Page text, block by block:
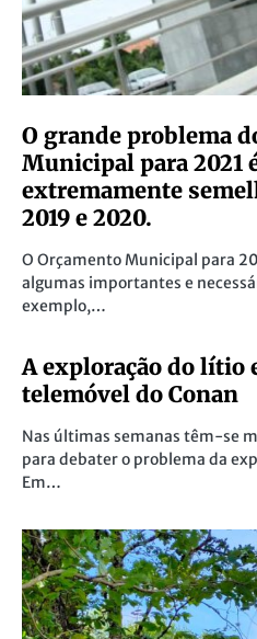
O grande problema
Municipal para 2021
extremamente
2019 e 2020.
O Orçamento Municipal para
algumas importantes e
exemplo,…
A exploração do lítio
telemóvel do Conan
Nas últimas semanas têm-se
para debater o problema da
Em…